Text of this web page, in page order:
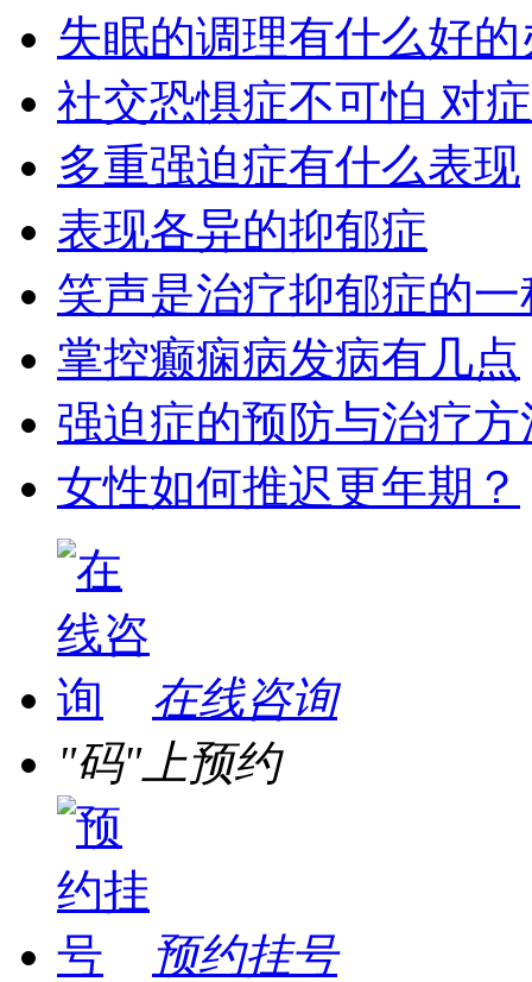
失眠的调理有什么好
社交恐惧症不可怕 对
多重强迫症有什么表现
表现各异的抑郁症
笑声是治疗抑郁症的
掌控癫痫病发病有几点
强迫症的预防与治疗
女性如何推迟更年期？
在线咨询
"码"上预约
预约挂号